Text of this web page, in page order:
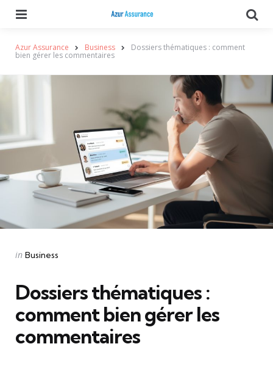
Azur Assurance Business Dossiers thématiques : comment
bien gérer les commentaires
Categories
Posted
in Business
Dossiers thématiques :
comment bien gérer les
commentaires